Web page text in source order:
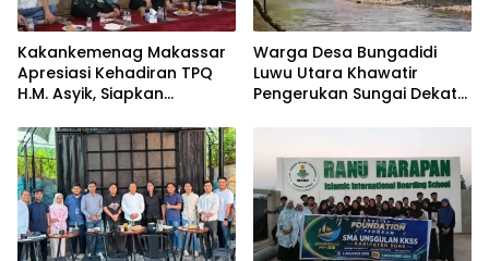
Kakankemenag Makassar
Apresiasi Kehadiran TPQ
H.M. Asyik, Siapkan
Cegah Anak Miskin
Spiritualitas
Warga Desa Bungadidi
Luwu Utara Khawatir
Pengerukan Sungai Dekat